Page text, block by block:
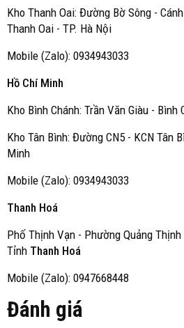
Kho Thanh Oai: Đường Bờ Sông -
Thanh Oai - TP. Hà Nội
Mobile (Zalo): 0934943033
Hồ Chí Minh
Kho Bình Chánh: Trần Văn Giàu - Bình
Kho Tân Bình: Đường CN5 - KCN Tân
Minh
Mobile (Zalo): 0934943033
Thanh Hoá
Phố Thịnh Vạn - Phường Quảng
Tỉnh Thanh Hoá
Mobile (Zalo): 0947668448
Đánh giá